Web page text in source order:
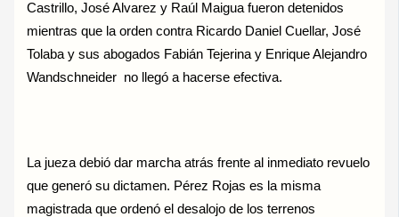
Castrillo, José Alvarez y Raúl Maigua fueron detenidos
mientras que la orden contra Ricardo Daniel Cuellar, José
Tolaba y sus abogados Fabián Tejerina y Enrique Alejandro
Wandschneider no llegó a hacerse efectiva.
La jueza debió dar marcha atrás frente al inmediato revuelo
que generó su dictamen. Pérez Rojas es la misma
magistrada que ordenó el desalojo de los terrenos